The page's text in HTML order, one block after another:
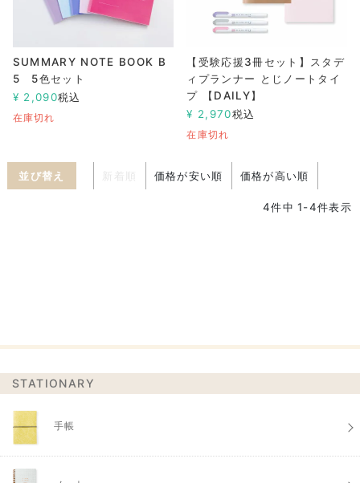
SUMMARY NOTE BOOK B
5 5色セット
¥ 2,090税込
在庫切れ
【受験応援3冊セット】スタデ
ィプランナー とじノートタイ
プ 【DAILY】
¥ 2,970税込
在庫切れ
並び替え 価格が安い順 価格が高い順
4件中 1-4件表示
STATIONARY
手帳